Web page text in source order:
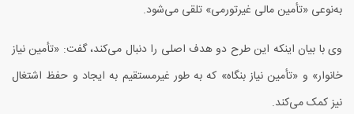
به‌نوعی «تأمین مالی غیرتورمی» تلقی می‌شود.
وی با بیان اینکه این طرح دو هدف اصلی را دنبال می‌کند، گفت: «تأمین نیاز
خانوار» و «تأمین نیاز بنگاه» که به طور غیرمستقیم به ایجاد و حفظ اشتغال
نیز کمک می‌کند.